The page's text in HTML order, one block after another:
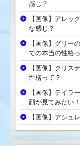
感じ？
【画像】アレッ
な感じ？
【画像】グリー
での本当の性格
【画像】クリス
性格って？
【画像】テイラ
顔が見てみたい！
【画像】アシュ